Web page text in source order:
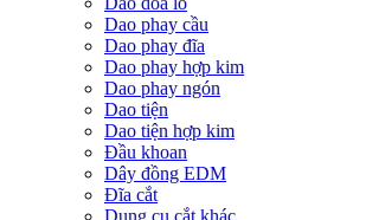
Dao phay cầu
Dao phay đĩa
Dao phay hợp kim
Dao phay ngón
Dao tiện
Dao tiện hợp kim
Đầu khoan
Dây đồng EDM
Đĩa cắt
Dụng cụ cắt khác